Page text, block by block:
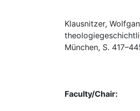
Klausnitzer,
München, S.
Faculty/Chair: